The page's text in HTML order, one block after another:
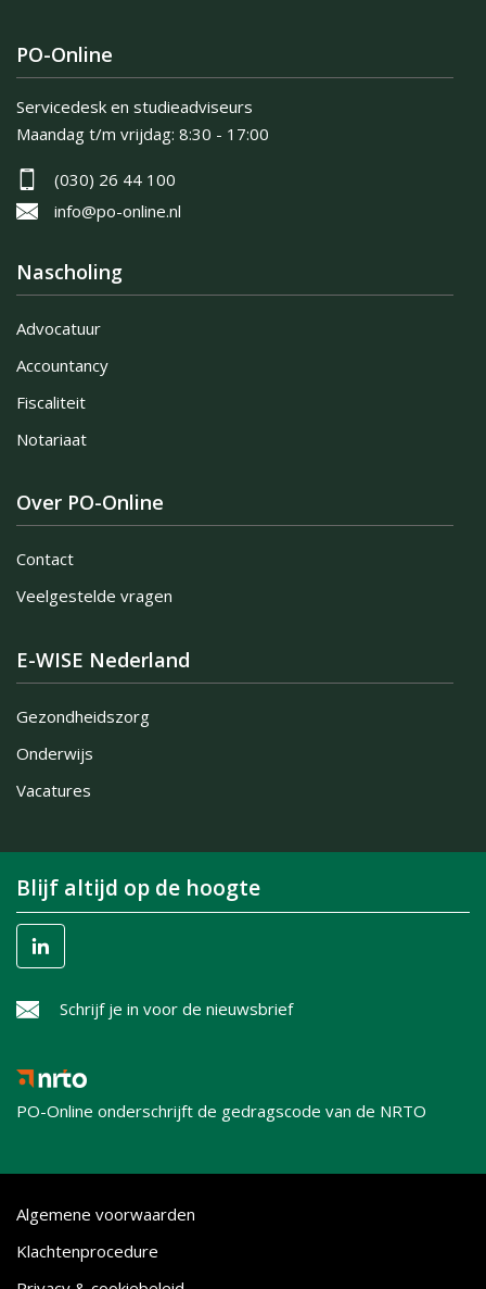
PO-Online
Servicedesk en studieadviseurs
Maandag t/m vrijdag: 8:30 - 17:00
(030) 26 44 100
info@po-online.nl
Nascholing
Advocatuur
Accountancy
Fiscaliteit
Notariaat
Over PO-Online
Contact
Veelgestelde vragen
E-WISE Nederland
Gezondheidszorg
Onderwijs
Vacatures
Blijf altijd op de hoogte
Schrijf je in voor de nieuwsbrief
PO-Online onderschrijft de gedragscode van de NRTO
Algemene voorwaarden
Klachtenprocedure